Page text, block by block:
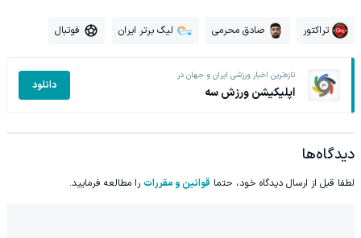
تراکتور صادق محرمی لیگ برتر ایران فوتبال
تازه‌ترین اخبار ورزشی ایران و جهان در
اپلیکیشن ورزش سه دانلود
دیدگاه‌ها
لطفا قبل از ارسال دیدگاه خود، حتما قوانین و مقررات را مطالعه فرمایید.